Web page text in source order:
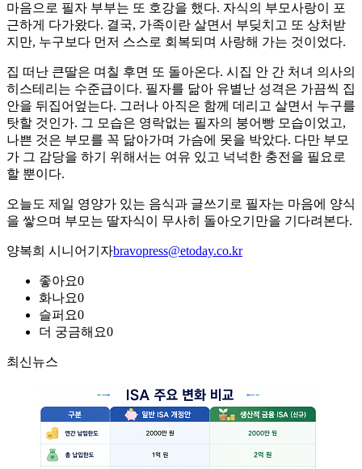
마음으로 필자 부부는 또 호강을 했다. 자식의 부모사랑이 포
근하게 다가왔다. 결국, 가족이란 살면서 부딪치고 또 상처받
지만, 누구보다 먼저 스스로 회복되며 사랑해 가는 것이었다.
집 떠난 큰딸은 며칠 후면 또 돌아온다. 시집 안 간 처녀 의사의
히스테리는 수준급이다. 필자를 닮아 유별난 성격은 가끔씩 집
안을 뒤집어엎는다. 그러나 아직은 함께 데리고 살면서 누구를
탓할 것인가. 그 모습은 영락없는 필자의 붕어빵 모습이었고,
나쁜 것은 부모를 꼭 닮아가며 가슴에 못을 박았다. 다만 부모
가 그 감당을 하기 위해서는 여유 있고 넉넉한 충전을 필요로
할 뿐이다.
오늘도 제일 영양가 있는 음식과 글쓰기로 필자는 마음에 양식
을 쌓으며 부모는 딸자식이 무사히 돌아오기만을 기다려본다.
양복희 시니어기자bravopress@etoday.co.kr
좋아요0
화나요0
슬퍼요0
더 궁금해요0
최신뉴스